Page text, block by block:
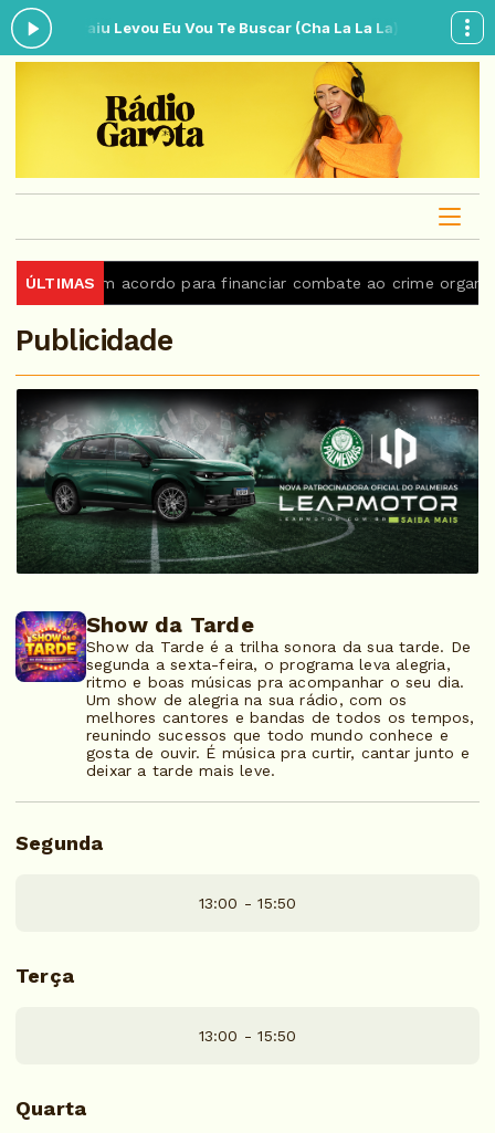
Traiu Levou Eu Vou Te Buscar (Cha La La La) Conta Gotas
ÚLTIMAS
BID firmam acordo para financiar combate ao crime
Publicidade
Show da Tarde
Show da Tarde é a trilha sonora da sua tarde. De
segunda a sexta-feira, o programa leva alegria,
ritmo e boas músicas pra acompanhar o seu dia.
Um show de alegria na sua rádio, com os
melhores cantores e bandas de todos os tempos,
reunindo sucessos que todo mundo conhece e
gosta de ouvir. É música pra curtir, cantar junto e
deixar a tarde mais leve.
Segunda
13:00 - 15:50
Terça
13:00 - 15:50
Quarta